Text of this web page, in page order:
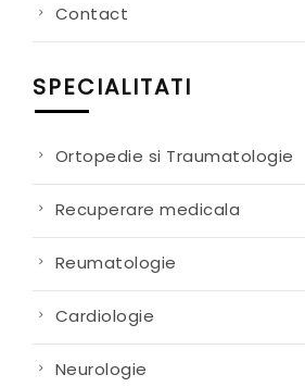
Contact
SPECIALITATI
Ortopedie si Traumatologie
Recuperare medicala
Reumatologie
Cardiologie
Neurologie